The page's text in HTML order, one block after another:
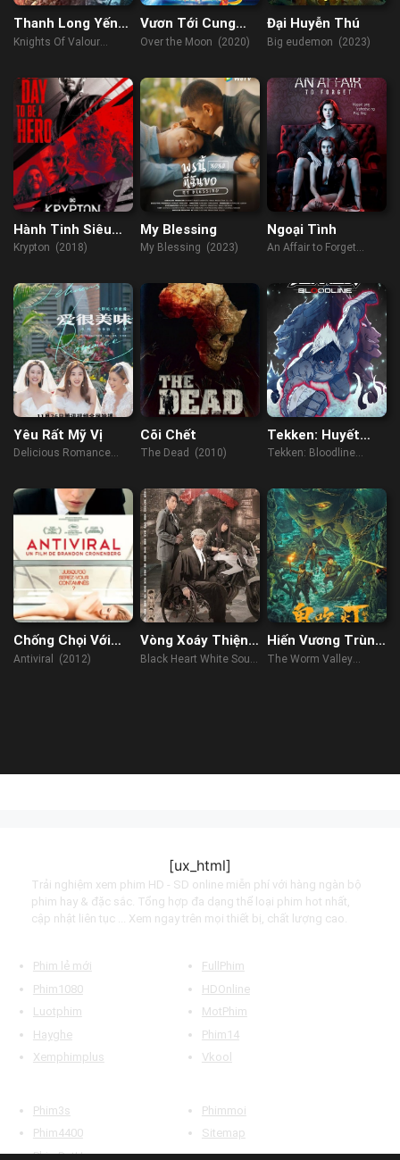
Thanh Long Yến
Nguyệt Đao
Knights Of Valour
Vươn Tới Cung
Trăng
Over the Moon (2020)
Đại Huyễn Thú
Big eudemon (2023)
Hành Tinh Siêu
Nhân
Krypton (2018)
My Blessing
My Blessing (2023)
Ngoại Tình
An Affair to Forget
Yêu Rất Mỹ Vị
Delicious Romance
Cõi Chết
The Dead (2010)
Tekken: Huyết
thống
Tekken: Bloodline
Chống Chọi Với
Virus
Antiviral (2012)
Vòng Xoáy Thiện
Ác
Black Heart White Soul
Hiến Vương Trùng
Cốc
The Worm Valley